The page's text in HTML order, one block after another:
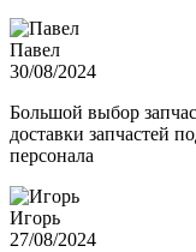
Павел
30/08/2024
Большой выбор
доставки запчастей
персонала
Игорь
27/08/2024